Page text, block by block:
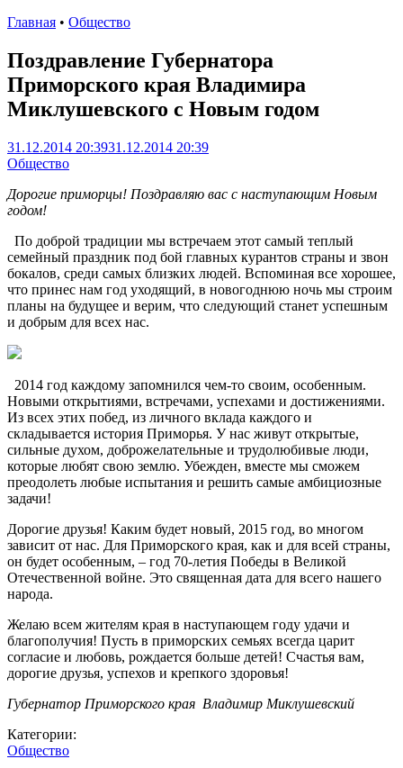
Главная • Общество
Поздравление Губернатора
Приморского края Владимира
Миклушевского с Новым годом
31.12.2014 20:3931.12.2014 20:39
Общество
Дорогие приморцы! Поздравляю вас с наступающим Новым
годом!
По доброй традиции мы встречаем этот самый теплый
семейный праздник под бой главных курантов страны и звон
бокалов, среди самых близких людей. Вспоминая все хорошее,
что принес нам год уходящий, в новогоднюю ночь мы строим
планы на будущее и верим, что следующий станет успешным
и добрым для всех нас.
2014 год каждому запомнился чем-то своим, особенным.
Новыми открытиями, встречами, успехами и достижениями.
Из всех этих побед, из личного вклада каждого и
складывается история Приморья. У нас живут открытые,
сильные духом, доброжелательные и трудолюбивые люди,
которые любят свою землю. Убежден, вместе мы сможем
преодолеть любые испытания и решить самые амбициозные
задачи!
Дорогие друзья! Каким будет новый, 2015 год, во многом
зависит от нас. Для Приморского края, как и для всей страны,
он будет особенным, – год 70-летия Победы в Великой
Отечественной войне. Это священная дата для всего нашего
народа.
Желаю всем жителям края в наступающем году удачи и
благополучия! Пусть в приморских семьях всегда царит
согласие и любовь, рождается больше детей! Счастья вам,
дорогие друзья, успехов и крепкого здоровья!
Губернатор Приморского края Владимир Миклушевский
Категории:
Общество